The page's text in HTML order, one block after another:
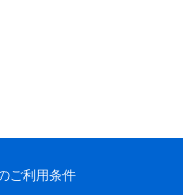
ご利用条件